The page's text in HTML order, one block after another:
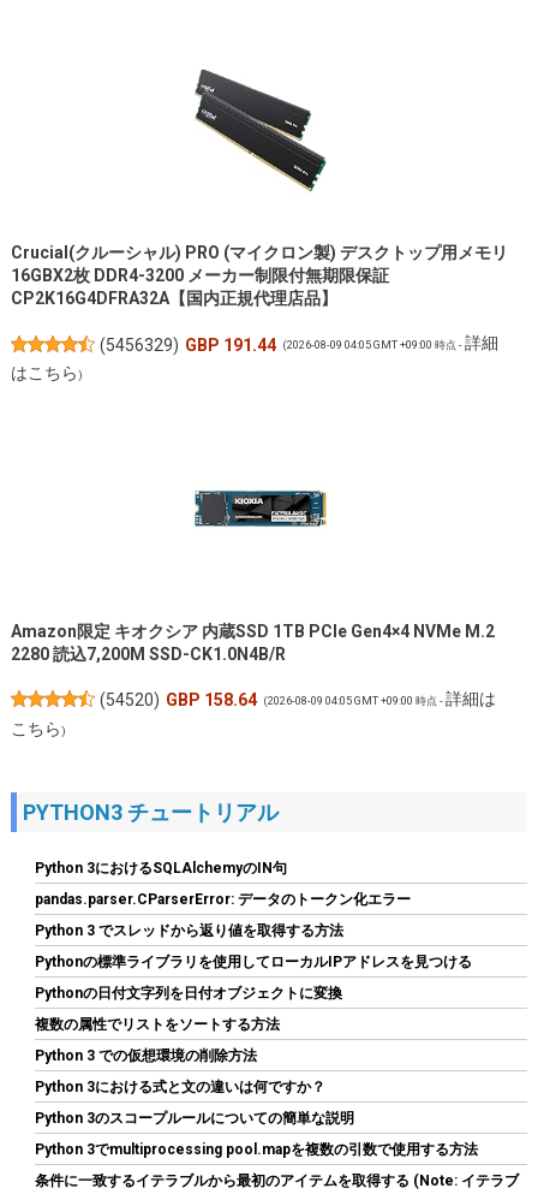
Crucial(クルーシャル) PRO (マイクロン製) デスクトップ用メモリ
16GBX2枚 DDR4-3200 メーカー制限付無期限保証
CP2K16G4DFRA32A【国内正規代理店品】
(5456329) GBP 191.44 (2026-08-09 04:05 GMT +09:00 時点 -詳細
はこちら)
Amazon限定 キオクシア 内蔵SSD 1TB PCIe Gen4×4 NVMe M.2
2280 読込7,200M SSD-CK1.0N4B/R
(54520) GBP 158.64 (2026-08-09 04:05 GMT +09:00 時点 -詳細は
こちら)
ARCTIC MX-4 (8g｜ヘラ付属) - 高性能サーマルペースト、CPU・
GPU 対応（PC・PS4・Xbox）、高い熱伝導率、長期耐久性、安
全な塗布、非導電性、非容量性
(54811191) GBP 6.39 (2026-08-09 04:05 GMT +09:00 時点 - 詳細は
こちら
PYTHON3 チュートリアル
Python 3におけるSQLAlchemyのIN句
pandas.parser.CParserError: データのトークン化エラー
Python 3 でスレッドから返り値を取得する方法
Pythonの標準ライブラリを使用してローカルIPアドレスを見つける
Pythonの日付文字列を日付オブジェクトに変換
複数の属性でリストをソートする方法
Python 3 での仮想環境の削除方法
Python 3における式と文の違いは何ですか？
Python 3のスコープルールについての簡単な説明
Python 3でmultiprocessing pool.mapを複数の引数で使用する方法
条件に一致するイテラブルから最初のアイテムを取得する (Note: イテラブ